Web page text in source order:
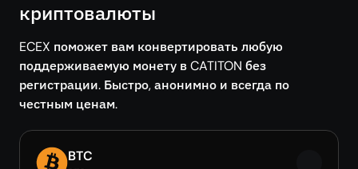
криптовалюты
ECEX поможет вам конвертировать любую
поддерживаемую монету в CATITON без
регистрации. Быстро, анонимно и всегда по
честным ценам.
BTC